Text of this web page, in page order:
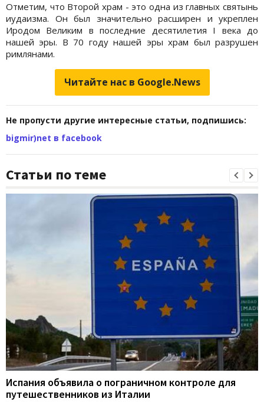
Отметим, что Второй храм - это одна из главных святынь
иудаизма. Он был значительно расширен и укреплен
Иродом Великим в последние десятилетия I века до
нашей эры. В 70 году нашей эры храм был разрушен
римлянами.
Читайте нас в Google.News
Не пропусти другие интересные статьи, подпишись:
bigmir)net в facebook
Статьи по теме
Испания объявила о пограничном контроле для
путешественников из Италии